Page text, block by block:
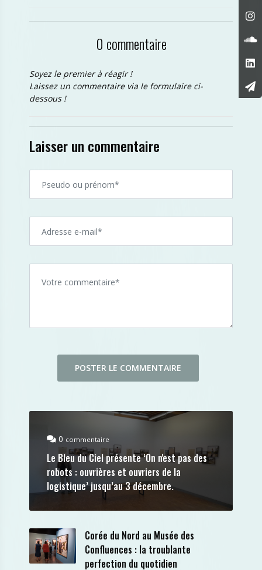
0 commentaire
Soyez le premier à réagir !
Laissez un commentaire via le formulaire ci-
dessous !
Laisser un commentaire
0 commentaire
Le Bleu du Ciel présente ‘On n'est pas des
robots : ouvrières et ouvriers de la
logistique’ jusqu’au 3 décembre.
Corée du Nord au Musée des
Confluences : la troublante
perfection du quotidien